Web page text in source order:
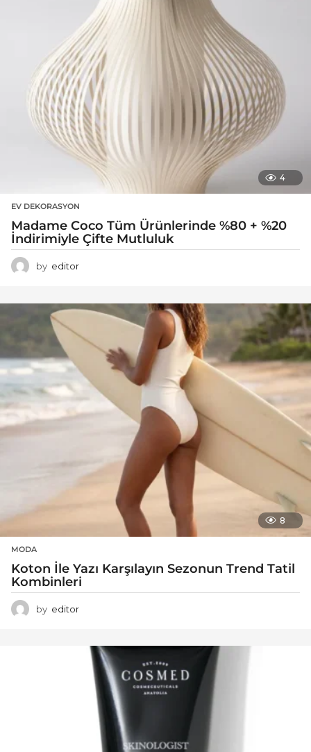
4
EV DEKORASYON
Madame Coco Tüm Ürünlerinde %80 + %20
İndirimiyle Çifte Mutluluk
by editor
8
MODA
Koton İle Yazı Karşılayın Sezonun Trend Tatil
Kombinleri
by editor